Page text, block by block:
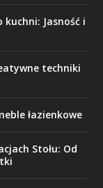
Jasność i
techniki
łazienkowe
Stołu: Od